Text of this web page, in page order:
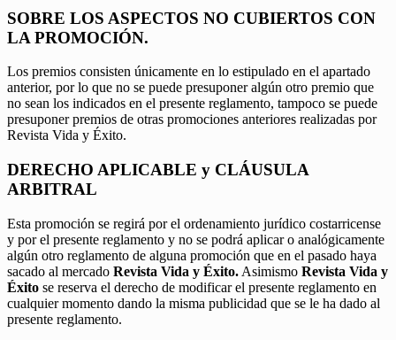
SOBRE LOS ASPECTOS NO CUBIERTOS CON
LA PROMOCIÓN.
Los premios consisten únicamente en lo estipulado en el apartado
anterior, por lo que no se puede presuponer algún otro premio que
no sean los indicados en el presente reglamento, tampoco se puede
presuponer premios de otras promociones anteriores realizadas por
Revista Vida y Éxito.
DERECHO APLICABLE y CLÁUSULA
ARBITRAL
Esta promoción se regirá por el ordenamiento jurídico costarricense
y por el presente reglamento y no se podrá aplicar o analógicamente
algún otro reglamento de alguna promoción que en el pasado haya
sacado al mercado Revista Vida y Éxito. Asimismo Revista Vida y
Éxito se reserva el derecho de modificar el presente reglamento en
cualquier momento dando la misma publicidad que se le ha dado al
presente reglamento.